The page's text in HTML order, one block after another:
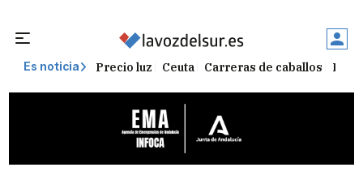
Es noticia Precio luz Ceuta Carreras de caballos